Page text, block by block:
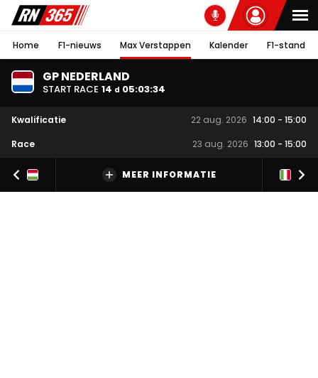
Home F1-nieuws Max Verstappen Kalender F1-stand
GP NEDERLAND
START RACE 14 d 05:03:33
Kwalificatie 22 aug. 2026 14:00 - 15:00
Race
23 aug. 2026 13:00 - 15:00
MEER INFORMATIE